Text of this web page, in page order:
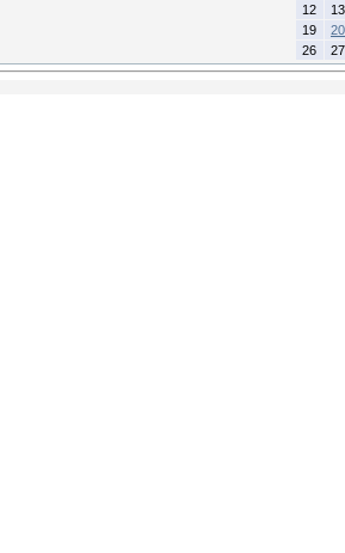
12
13
19
20
26
27